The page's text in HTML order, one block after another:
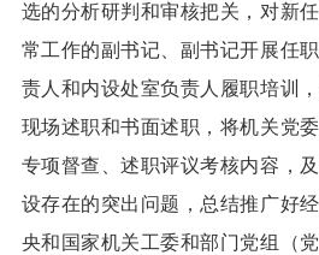
选的分析研判和审核把关，对新
常工作的副书记、副书记开展任
责人和内设处室负责人履职培训
现场述职和书面述职，将机关党
专项督查、述职评议考核内容，
设存在的突出问题，总结推广好
央和国家机关工委和部门党组（